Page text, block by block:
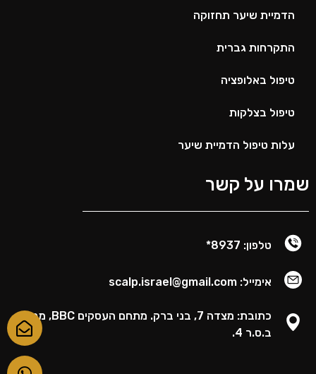
הדמיית שיער תחזוקה
התקרחות גברית
טיפול באלופציה
טיפול בצלקות
עלות טיפול הדמיית שיער
שמרו על קשר
טלפון: 8937*
אימייל: scalp.israel@gmail.com
כתובת: מצדה 7, בני ברק. מתחם העסקים BBC, מגדל
ב.ס.ר 4.